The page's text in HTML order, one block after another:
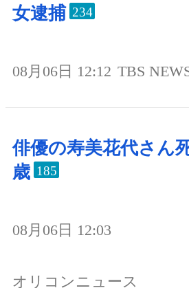
女逮捕 234
08月06日 12:12 TBS
俳優の寿美花代さん
歳 185
08月06日 12:03
オリコンニュース